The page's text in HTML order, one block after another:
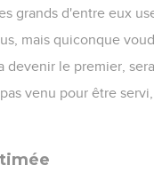
grands d'entre eux
mais quiconque
le premier,
venu pour être